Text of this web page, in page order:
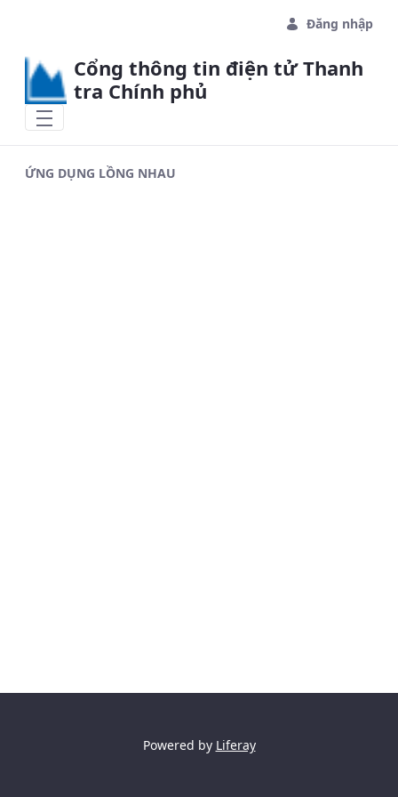
Đăng nhập
Cổng thông tin điện tử Thanh
tra Chính phủ
ỨNG DỤNG LỒNG NHAU
Powered by Liferay